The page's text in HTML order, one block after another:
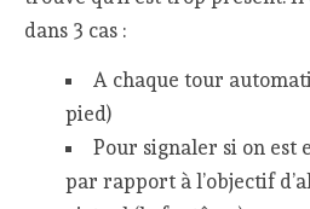
dans 3 cas :
A chaque tour
pied)
Pour signaler si on est
par rapport à l’objectif